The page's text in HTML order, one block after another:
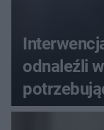
odnaleźli